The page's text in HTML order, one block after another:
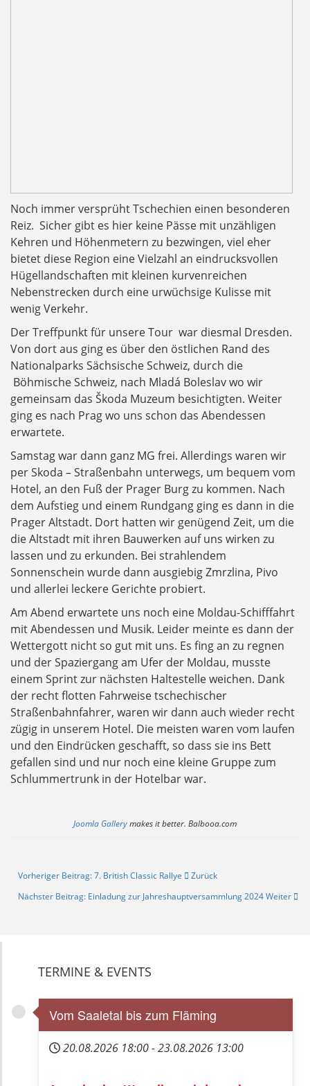
Noch immer versprüht Tschechien einen besonderen
Reiz. Sicher gibt es hier keine Pässe mit unzähligen
Kehren und Höhenmetern zu bezwingen, viel eher
bietet diese Region eine Vielzahl an eindrucksvollen
Hügellandschaften mit kleinen kurvenreichen
Nebenstrecken durch eine urwüchsige Kulisse mit
wenig Verkehr.
Der Treffpunkt für unsere Tour war diesmal Dresden.
Von dort aus ging es über den östlichen Rand des
Nationalparks Sächsische Schweiz, durch die
Böhmische Schweiz, nach Mladá Boleslav wo wir
gemeinsam das Škoda Muzeum besichtigten. Weiter
ging es nach Prag wo uns schon das Abendessen
erwartete.
Samstag war dann ganz MG frei. Allerdings waren wir
per Skoda – Straßenbahn unterwegs, um bequem vom
Hotel, an den Fuß der Prager Burg zu kommen. Nach
dem Aufstieg und einem Rundgang ging es dann in die
Prager Altstadt. Dort hatten wir genügend Zeit, um die
die Altstadt mit ihren Bauwerken auf uns wirken zu
lassen und zu erkunden. Bei strahlendem
Sonnenschein wurde dann ausgiebig Zmrzlina, Pivo
und allerlei leckere Gerichte probiert.
Am Abend erwartete uns noch eine Moldau-Schifffahrt
mit Abendessen und Musik. Leider meinte es dann der
Wettergott nicht so gut mit uns. Es fing an zu regnen
und der Spaziergang am Ufer der Moldau, musste
einem Sprint zur nächsten Haltestelle weichen. Dank
der recht flotten Fahrweise tschechischer
Straßenbahnfahrer, waren wir dann auch wieder recht
zügig in unserem Hotel. Die meisten waren vom laufen
und den Eindrücken geschafft, so dass sie ins Bett
gefallen sind und nur noch eine kleine Gruppe zum
Schlummertrunk in der Hotelbar war.
Joomla Gallerymakes it better. Balbooa.com
Vorheriger Beitrag: 7. British Classic Rallye
Zurück
Nächster Beitrag: Einladung zur Jahreshauptversammlung 2024Weiter
TERMINE & EVENTS
Vom Saaletal bis zum Fläming
20.08.2026 18:00-23.08.2026 13:00